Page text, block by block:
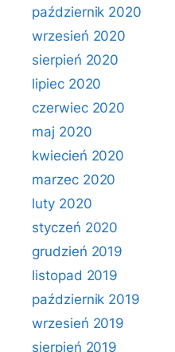
październik 2020
wrzesień 2020
sierpień 2020
lipiec 2020
czerwiec 2020
maj 2020
kwiecień 2020
marzec 2020
luty 2020
styczeń 2020
grudzień 2019
listopad 2019
październik 2019
wrzesień 2019
sierpień 2019